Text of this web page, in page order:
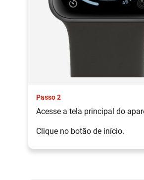
Passo 2
Acesse a tela principal do
Clique no botão de início.